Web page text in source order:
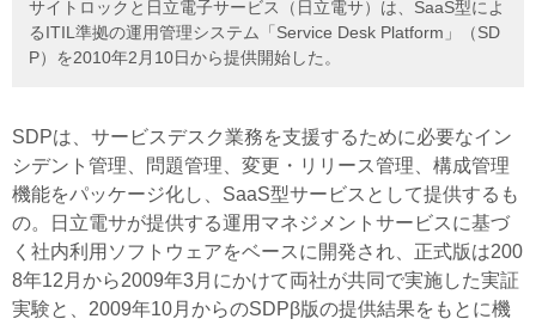
サイトロックと日立電子サービス（日立電サ）は、SaaS型によ
るITIL準拠の運用管理システム「Service Desk Platform」（SD
P）を2010年2月10日から提供開始した。
SDPは、サービスデスク業務を支援するために必要なイン
シデント管理、問題管理、変更・リリース管理、構成管理
機能をパッケージ化し、SaaS型サービスとして提供するも
の。日立電サが提供する運用マネジメントサービスに基づ
く社内利用ソフトウェアをベースに開発され、正式版は200
8年12月から2009年3月にかけて両社が共同で実施した実証
実験と、2009年10月からのSDPβ版の提供結果をもとに機